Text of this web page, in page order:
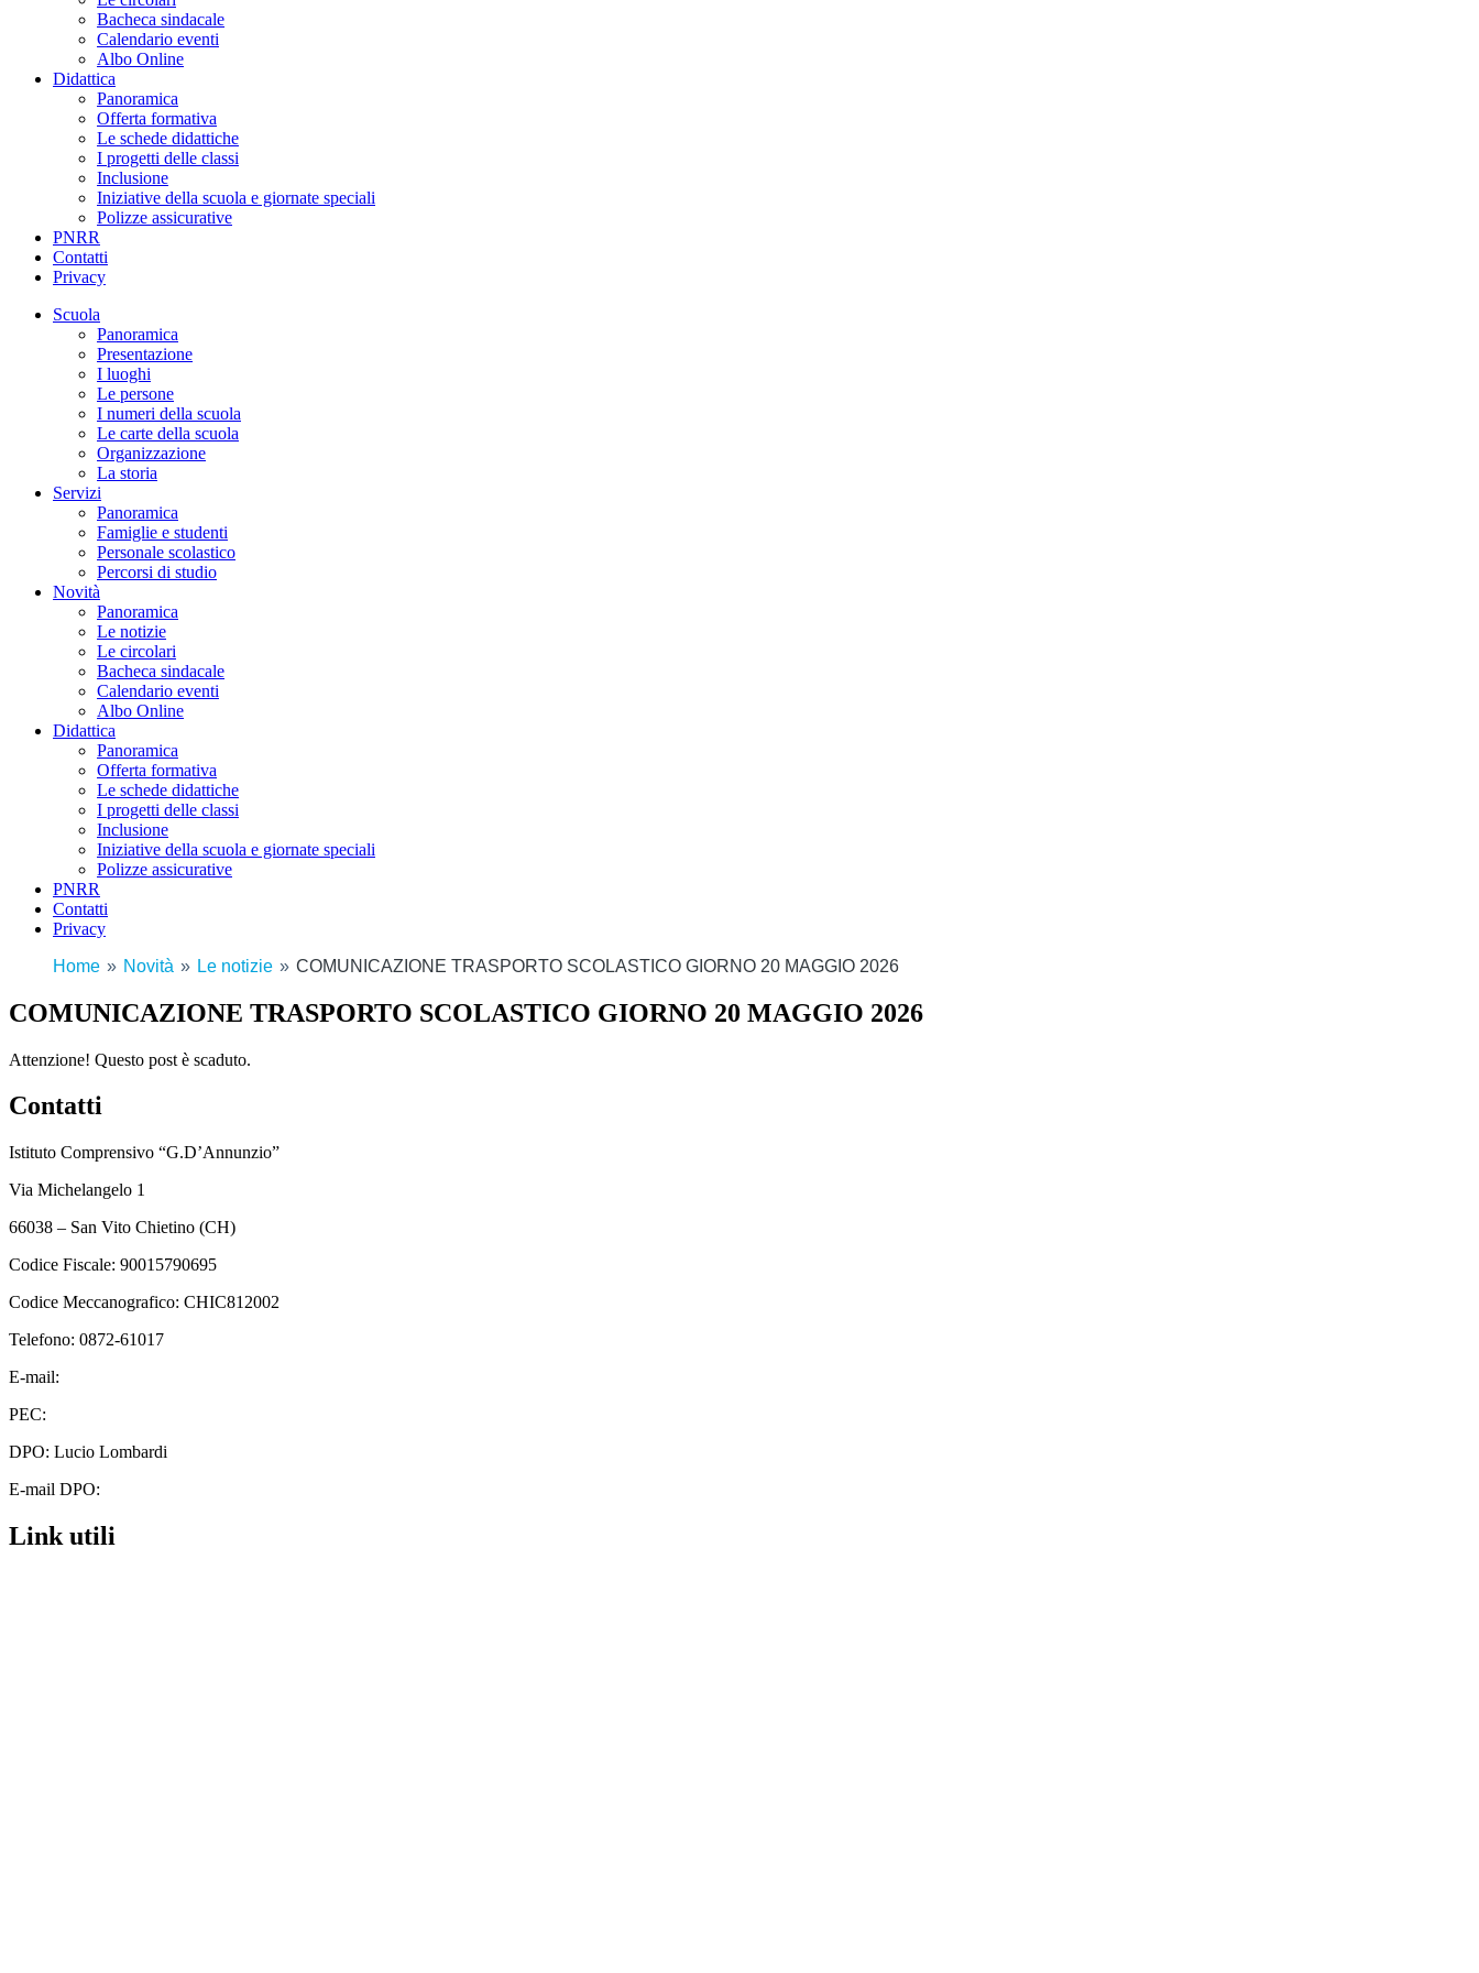
Bacheca sindacale
Calendario eventi
Albo Online
Didattica
Panoramica
Offerta formativa
Le schede didattiche
I progetti delle classi
Inclusione
Iniziative della scuola e giornate speciali
Polizze assicurative
PNRR
Contatti
Privacy
Scuola
Panoramica
Presentazione
I luoghi
Le persone
I numeri della scuola
Le carte della scuola
Organizzazione
La storia
Servizi
Panoramica
Famiglie e studenti
Personale scolastico
Percorsi di studio
Novità
Panoramica
Le notizie
Le circolari
Bacheca sindacale
Calendario eventi
Albo Online
Didattica
Panoramica
Offerta formativa
Le schede didattiche
I progetti delle classi
Inclusione
Iniziative della scuola e giornate speciali
Polizze assicurative
PNRR
Contatti
Privacy
Home
Novità Le notizie COMUNICAZIONE TRASPORTO SCOLASTICO GIORNO 20 MAGGIO 2026
COMUNICAZIONE TRASPORTO SCOLASTICO GIORNO 20 MAGGIO 2026
Attenzione! Questo post è scaduto.
Contatti
Istituto Comprensivo “G.D’Annunzio”
Via Michelangelo 1
66038 – San Vito Chietino (CH)
Codice Fiscale: 90015790695
Codice Meccanografico: CHIC812002
Telefono: 0872-61017
E-mail:
PEC:
DPO: Lucio Lombardi
E-mail DPO:
Link utili